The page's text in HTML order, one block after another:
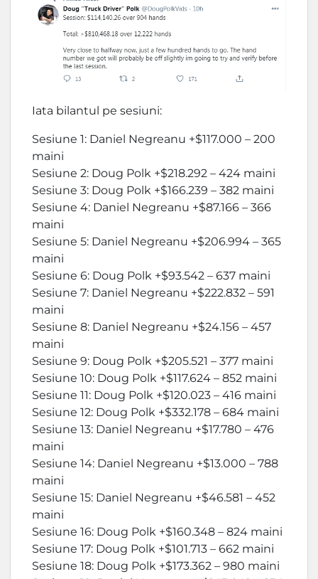
Iata bilantul pe sesiuni:
Sesiune 1: Daniel Negreanu +$117.000 – 200
maini
Sesiune 2: Doug Polk +$218.292 – 424 maini
Sesiune 3: Doug Polk +$166.239 – 382 maini
Sesiune 4: Daniel Negreanu +$87.166 – 366
maini
Sesiune 5: Daniel Negreanu +$206.994 – 365
maini
Sesiune 6: Doug Polk +$93.542 – 637 maini
Sesiune 7: Daniel Negreanu +$222.832 – 591
maini
Sesiune 8: Daniel Negreanu +$24.156 – 457
maini
Sesiune 9: Doug Polk +$205.521 – 377 maini
Sesiune 10: Doug Polk +$117.624 – 852 maini
Sesiune 11: Doug Polk +$120.023 – 416 maini
Sesiune 12: Doug Polk +$332.178 – 684 maini
Sesiune 13: Daniel Negreanu +$17.780 – 476
maini
Sesiune 14: Daniel Negreanu +$13.000 – 788
maini
Sesiune 15: Daniel Negreanu +$46.581 – 452
maini
Sesiune 16: Doug Polk +$160.348 – 824 maini
Sesiune 17: Doug Polk +$101.713 – 662 maini
Sesiune 18: Doug Polk +$173.362 – 980 maini